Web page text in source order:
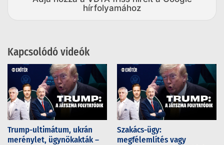
hírfolyamához
Kapcsolódó videók
Trump-ultimátum, ukrán
merénylet, ügynökakták –
Szakács-ügy:
megfélemlítés vagy